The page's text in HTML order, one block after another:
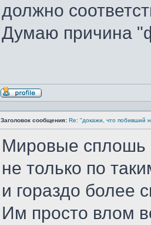
должно
Думаю причина
Профиль
Заголовок сообщения: Re: "докажи, что побивший
Мировые сплошь
не только по
и гораздо более
Им просто влом